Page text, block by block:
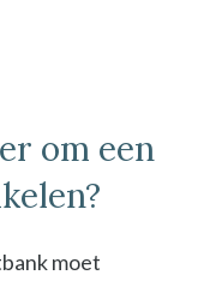
om een
moet